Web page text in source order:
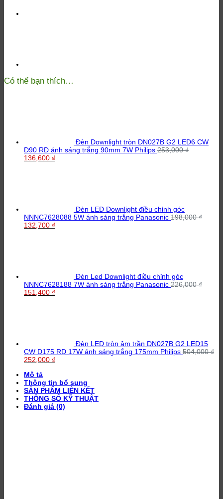
Philips
Có thể bạn thích…
Đèn Downlight tròn DN027B G2 LED6 CW
D90 RD ánh sáng trắng 90mm 7W Philips 253,000₫
Giá
136,600 ₫
Đèn LED Downlight điều chỉnh góc
NNNC7628088 5W ánh sáng trắng Panasonic 198,000₫
Giá
132,700 ₫
Đèn Led Downlight điều chỉnh góc
NNNC7628188 7W ánh sáng trắng Panasonic 226,000₫
Giá
151,400 ₫
Đèn LED tròn âm trần DN027B G2 LED15
CW D175 RD 17W ánh sáng trắng 175mm Philips 504,000₫
Giá
là:
504,000 ₫.
252,000 ₫
là:
252,000 ₫.
Mô tả
Thông tin bổ sung
SẢN PHẨM LIÊN KẾT
THÔNG SỐ KỸ THUẬT
Đánh giá (0)